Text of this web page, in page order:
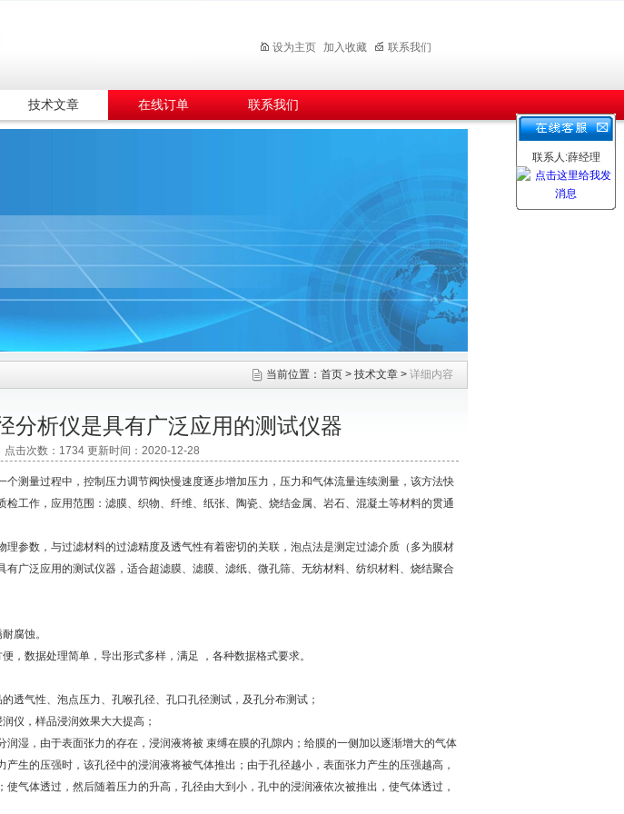
设为主页 加入收藏 联系我们
技术文章 在线订单 联系我们
当前位置： 首页 > 技术文章 > 详细内容
分析仪是具有广泛应用的测试仪器
点击次数：1734 更新时间：2020-12-28
个测量过程中，控制压力调节阀快慢速度逐步增加压力，压力和气体流量连续测量，该方法快
工作，应用范围：滤膜、织物、纤维、纸张、陶瓷、烧结金属、岩石、混凝土等材料的贯通
参数，与过滤材料的过滤精度及透气性有着密切的关联，泡点法是测定过滤介质（多为膜材
广泛应用的测试仪器，适合超滤膜、滤膜、滤纸、微孔筛、无纺材料、纺织材料、烧结聚合
腐蚀。
数据处理简单，导出形式多样，满足 ，各种数据格式要求。
气性、泡点压力、孔喉孔径、孔口孔径测试，及孔分布测试；
，样品浸润效果大大提高；
湿，由于表面张力的存在，浸润液将被 束缚在膜的孔隙内；给膜的一侧加以逐渐增大的气体
生的压强时，该孔径中的浸润液将被气体推出；由于孔径越小，表面张力产生的压强越高，
气体透过，然后随着压力的升高，孔径由大到小，孔中的浸润液依次被推出，使气体透过，
联系人:薛经理